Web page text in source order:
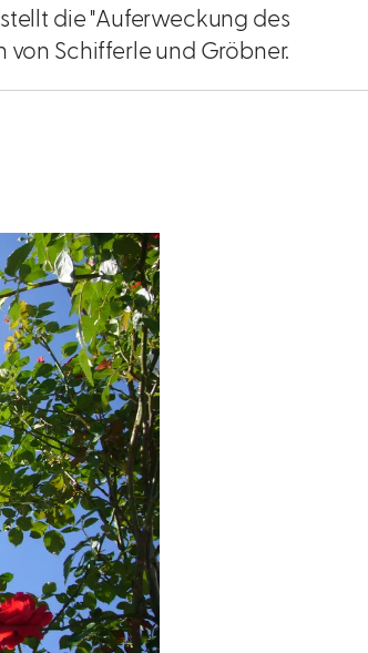
die "Auferweckung des
von Schifferle und Gröbner.